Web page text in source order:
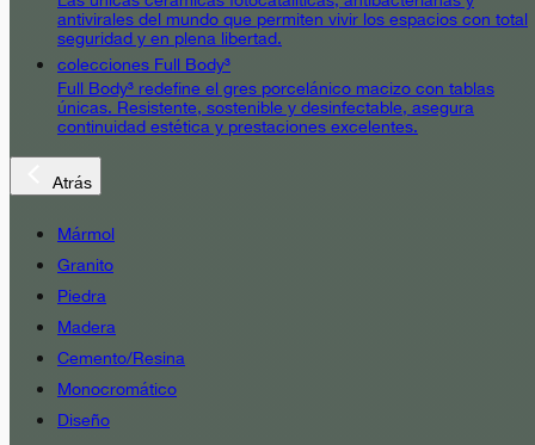
antivirales del mundo que permiten vivir los espacios con total
seguridad y en plena libertad.
colecciones Full Body³
Full Body³ redefine el gres porcelánico macizo con tablas
únicas. Resistente, sostenible y desinfectable, asegura
continuidad estética y prestaciones excelentes.
Atrás
Mármol
Granito
Piedra
Madera
Cemento/Resina
Monocromático
Diseño